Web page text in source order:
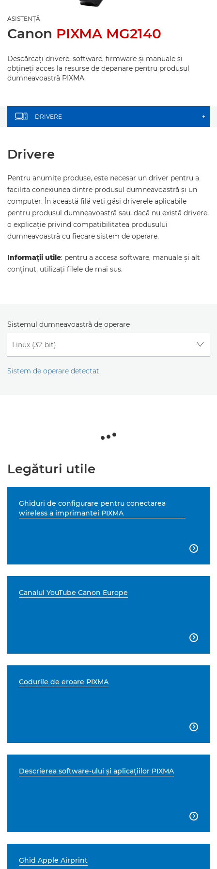
ASISTENŢĂ
Canon PIXMA MG2140
Descărcaţi drivere, software, firmware şi manuale şi
obţineţi acces la resurse de depanare pentru produsul
dumneavoastră PIXMA.
DRIVERE +
Drivere
Pentru anumite produse, este necesar un driver pentru a
facilita conexiunea dintre produsul dumneavoastră şi un
computer. În această filă veţi găsi driverele aplicabile
pentru produsul dumneavoastră sau, dacă nu există drivere,
o explicaţie privind compatibilitatea produsului
dumneavoastră cu fiecare sistem de operare.
Informaţii utile: pentru a accesa software, manuale şi alt
conţinut, utilizaţi filele de mai sus.
Sistemul dumneavoastră de operare
Sistem de operare detectat
Legături utile
Ghiduri de configurare pentru conectarea
wireless a imprimantei PIXMA

Canalul YouTube Canon Europe

Codurile de eroare PIXMA

Descrierea software-ului şi aplicaţiilor PIXMA

Ghid Apple Airprint